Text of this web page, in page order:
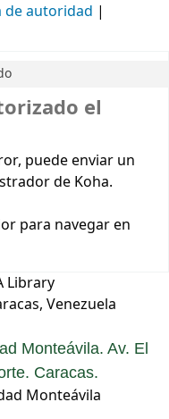
de autoridad
el
puede enviar un
de Koha.
para navegar en
Library
Venezuela
Monteávila. Av. El
Caracas.
Monteávila